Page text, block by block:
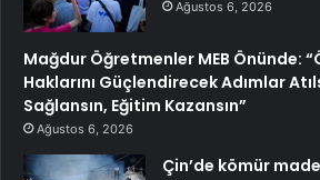
Ağustos 6, 2026
Mağdur Öğretmenler MEB Önünde:
Haklarını Güçlendirecek Adımlar
Sağlansın, Eğitim Kazansın”
Ağustos 6, 2026
Çin’de kömür